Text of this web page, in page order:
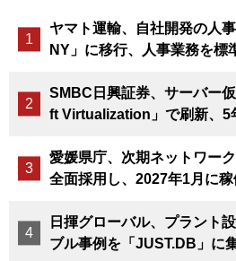
ヤマト運輸、自社開発の人
NY」に移行、人事業務を標
SMBC日興証券、サーバー
ft Virtualization」で刷新、5
愛媛県庁、次期ネットワー
全面採用し、2027年1月に稼
日揮グローバル、プラント
ブル事例を「JUST.DB」に